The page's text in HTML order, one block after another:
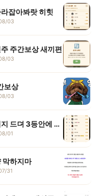
잡아봐랏 히힛
03
주간보상 새끼편
03
보상
03
서리키우기게임 두더지 드뎌 3등안에 들어땨
01
막하지마
31